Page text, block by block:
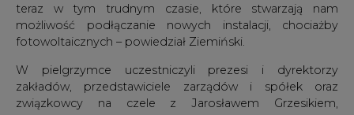
teraz w tym trudnym czasie, które stwarzają nam
możliwość podłączanie nowych instalacji, chociażby
fotowoltaicznych – powiedział Ziemiński.
W pielgrzymce uczestniczyli prezesi i dyrektorzy
zakładów, przedstawiciele zarządów i spółek oraz
związkowcy na czele z Jarosławem Grzesikiem,